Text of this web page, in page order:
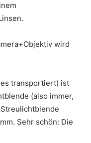
wird
transportiert) ist
(also immer,
Sehr schön: Die